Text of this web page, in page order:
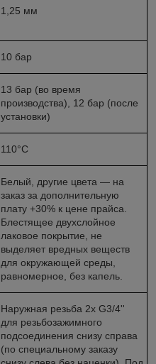
1,25 мм
10 бар
13 бар (во время
производства), 12 бар (после
установки)
110°С
Белый, другие цвета — на
заказ за дополнительную
плату +30% к цене прайса.
Блестящее двухслойное
лаковое покрытие, не
выделяет вредных веществ
для окружающей среды,
равномерное, без капель.
Наружная резьба 2х G3/4''
для резьбозажимного
подсоединения снизу справа
(по специальному заказу